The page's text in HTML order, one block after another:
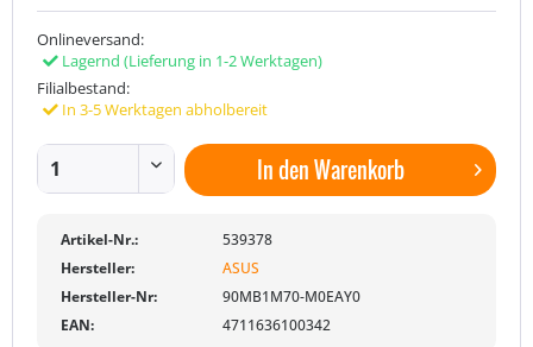
Onlineversand:
Lagernd (Lieferung in 1-2 Werktagen)
Filialbestand:
In 3-5 Werktagen abholbereit
In denWarenkorb
Artikel-Nr.:
539378
Hersteller:
ASUS
Hersteller-Nr:
90MB1M70-M0EAY0
EAN:
4711636100342